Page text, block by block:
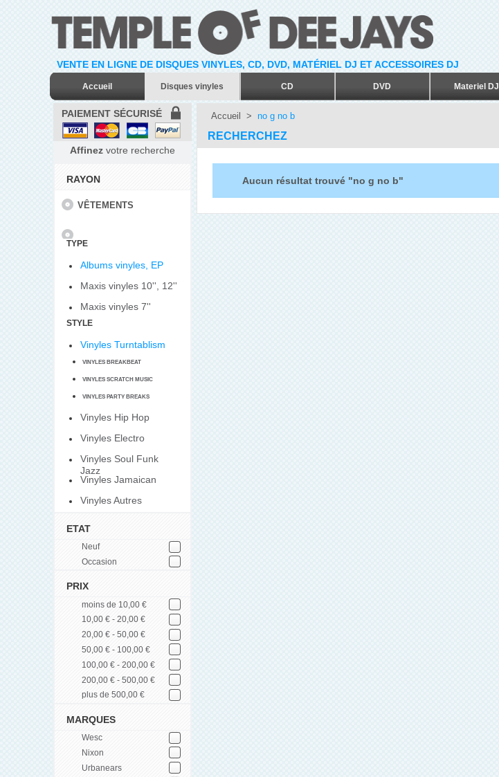
VENTE EN LIGNE DE DISQUES VINYLES, CD, DVD, MATÉRIEL DJ ET ACCESSOIRES DJ
Accueil Disques vinyles CD DVD Materiel DJ
PAIEMENT SÉCURISÉ
Affinez votre recherche
RAYON
VÊTEMENTS
TYPE
Albums vinyles, EP
Maxis vinyles 10'', 12''
Maxis vinyles 7''
STYLE
Vinyles Turntablism
VINYLES BREAKBEAT
VINYLES SCRATCH MUSIC
VINYLES PARTY BREAKS
Vinyles Hip Hop
Vinyles Electro
Vinyles Soul Funk
Jazz
Vinyles Jamaican
Vinyles Autres
ETAT
Neuf
Occasion
PRIX
moins de 10,00 €
10,00 € - 20,00 €
20,00 € - 50,00 €
50,00 € - 100,00 €
100,00 € - 200,00 €
200,00 € - 500,00 €
plus de 500,00 €
MARQUES
Wesc
Nixon
Urbanears
Accueil > no g no b
RECHERCHEZ
Aucun résultat trouvé "no g no b"